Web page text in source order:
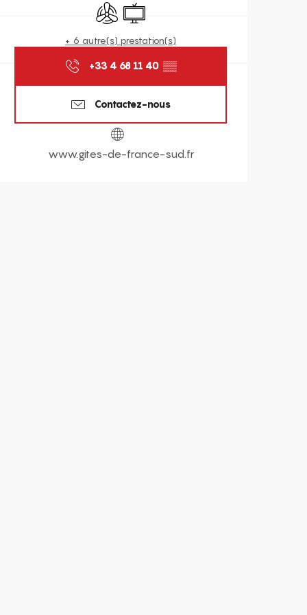
Air conditionné
Télévision
+ 6 autre(s) prestation(s)
+33 4 68 11 40 ▒▒
Contactez-nous
www.gites-de-france-sud.fr